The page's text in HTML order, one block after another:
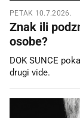
PETAK 10.7.2026.
Znak ili
osobe?
DOK SUNCE
drugi vide.